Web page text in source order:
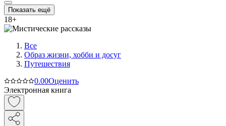
Показать ещё
18+
Все
Образ жизни, хобби и досуг
Путешествия
0.00Оценить
Электронная книга